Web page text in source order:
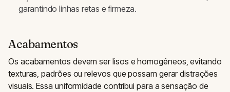
garantindo linhas retas e firmeza.
Acabamentos
Os acabamentos devem ser lisos e homogêneos, evitando
texturas, padrões ou relevos que possam gerar distrações
visuais. Essa uniformidade contribui para a sensação de